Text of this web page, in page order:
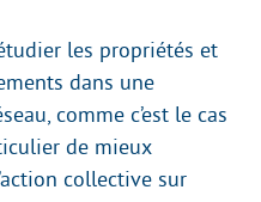
les propriétés et
dans une
comme c’est le cas
de mieux
collective sur